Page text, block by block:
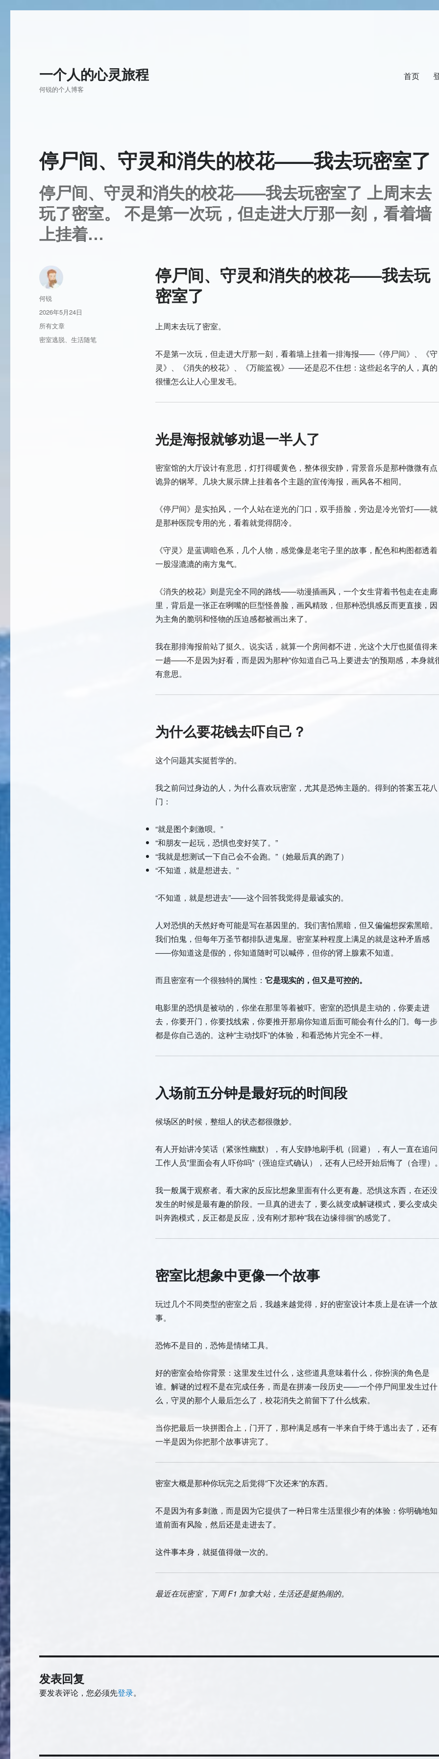
一个人的心灵旅程
何锐的个人博客
首页
停尸间、守灵和消失的校花——我去玩密室了
停尸间、守灵和消失的校花——我去玩密室了 上周末去
玩了密室。 不是第一次玩，但走进大厅那一刻，看着墙
上挂着…
停尸间、守灵和消失的校花——我去玩
密室了
上周末去玩了密室。
不是第一次玩，但走进大厅那一刻，看着墙上挂着一排海报——《停尸间》、《守
灵》、《消失的校花》、《万能监视》——还是忍不住想：这些起名字的人，真的
很懂怎么让人心里发毛。
光是海报就够劝退一半人了
密室馆的大厅设计有意思，灯打得暖黄色，整体很安静，背景音乐是那种微微有点
诡异的钢琴。几块大展示牌上挂着各个主题的宣传海报，画风各不相同。
《停尸间》是实拍风，一个人站在逆光的门口，双手捂脸，旁边是冷光管灯——就
是那种医院专用的光，看着就觉得阴冷。
《守灵》是蓝调暗色系，几个人物，感觉像是老宅子里的故事，配色和构图都透着
一股湿漉漉的南方鬼气。
《消失的校花》则是完全不同的路线——动漫插画风，一个女生背着书包走在走廊
里，背后是一张正在咧嘴的巨型怪兽脸，画风精致，但那种恐惧感反而更直接，因
为主角的脆弱和怪物的压迫感都被画出来了。
我在那排海报前站了挺久。说实话，就算一个房间都不进，光这个大厅也挺值得来
一趟——不是因为好看，而是因为那种”你知道自己马上要进去”的预期感，本身就
有意思。
为什么要花钱去吓自己？
这个问题其实挺哲学的。
我之前问过身边的人，为什么喜欢玩密室，尤其是恐怖主题的。得到的答案五花八
门：
“就是图个刺激呗。”
“和朋友一起玩，恐惧也变好笑了。”
“我就是想测试一下自己会不会跑。”（她最后真的跑了）
“不知道，就是想进去。”
“不知道，就是想进去”——这个回答我觉得是最诚实的。
人对恐惧的天然好奇可能是写在基因里的。我们害怕黑暗，但又偏偏想探索黑暗。
我们怕鬼，但每年万圣节都排队进鬼屋。密室某种程度上满足的就是这种矛盾感
——你知道这是假的，你知道随时可以喊停，但你的肾上腺素不知道。
而且密室有一个很独特的属性： 它是现实的，但又是可控的。
电影里的恐惧是被动的，你坐在那里等着被吓。密室的恐惧是主动的，你要走进
去，你要开门，你要找线索，你要推开那扇你知道后面可能会有什么的门。每一步
都是你自己选的。这种”主动找吓”的体验，和看恐怖片完全不一样。
入场前五分钟是最好玩的时间段
候场区的时候，整组人的状态都很微妙。
有人开始讲冷笑话（紧张性幽默），有人安静地刷手机（回避），有人一直在追问
工作人员”里面会有人吓你吗”（强迫症式确认），还有人已经开始后悔了（合理）
我一般属于观察者。看大家的反应比想象里面有什么更有趣。恐惧这东西，在还没
发生的时候是最有趣的阶段。一旦真的进去了，要么就变成解谜模式，要么变成尖
叫奔跑模式，反正都是反应，没有刚才那种”我在边缘徘徊”的感觉了。
密室比想象中更像一个故事
玩过几个不同类型的密室之后，我越来越觉得，好的密室设计本质上是在讲一个故
事。
恐怖不是目的，恐怖是情绪工具。
好的密室会给你背景：这里发生过什么，这些道具意味着什么，你扮演的角色是
谁。解谜的过程不是在完成任务，而是在拼凑一段历史——一个停尸间里发生过什
么，守灵的那个人最后怎么了，校花消失之前留下了什么线索。
当你把最后一块拼图合上，门开了，那种满足感有一半来自于终于逃出去了，还有
一半是因为你把那个故事讲完了。
密室大概是那种你玩完之后觉得”下次还来”的东西。
不是因为有多刺激，而是因为它提供了一种日常生活里很少有的体验：你明确地知
道前面有风险，然后还是走进去了。
这件事本身，就挺值得做一次的。
最近在玩密室，下周 F1 加拿大站，生活还是挺热闹的。
作
者
何锐
发
布
于
2026年5月24日
分
类
所有文章
标
密室逃脱、生活随笔
发表回复
要发表评论，您必须先登录。